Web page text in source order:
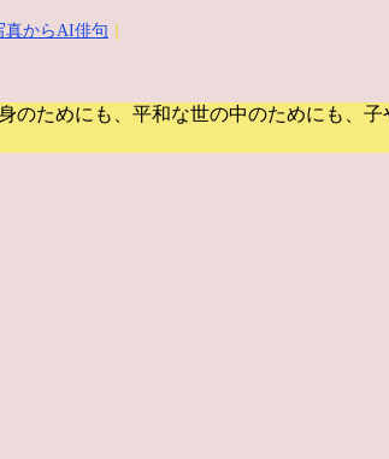
真からAI俳句
のためにも、平和な世の中のためにも、